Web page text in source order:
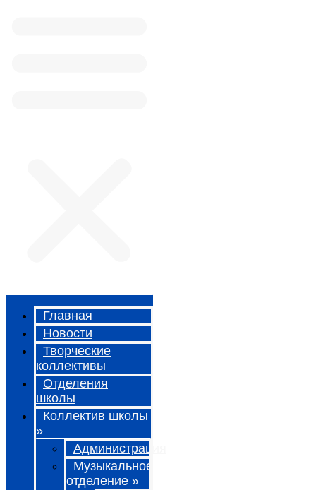
Главная
Новости
Творческие
коллективы
Отделения
школы
Коллектив школы
»
Администрация
Музыкальное
отделение »